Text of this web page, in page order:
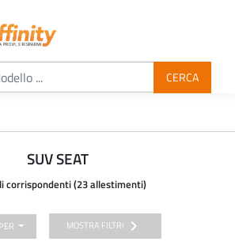
CERCA
SUV SEAT
corrispondenti (23 allestimenti)
MOSTRA FILTRI chevron_right